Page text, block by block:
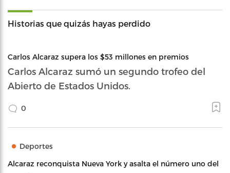
Historias que quizás hayas perdido
Carlos Alcaraz supera los $53 millones en premios
Carlos Alcaraz sumó un segundo trofeo del
Abierto de Estados Unidos.
0
Deportes
Alcaraz reconquista Nueva York y asalta el número uno del